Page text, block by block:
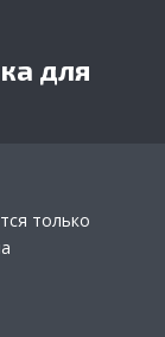
для
только